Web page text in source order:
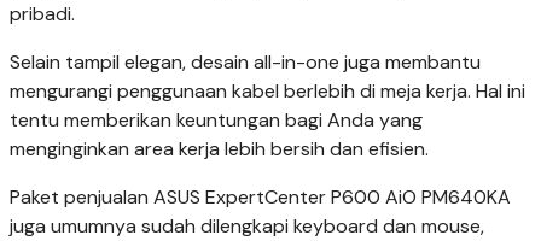
pribadi.
Selain tampil elegan, desain all-in-one juga membantu
mengurangi penggunaan kabel berlebih di meja kerja. Hal ini
tentu memberikan keuntungan bagi Anda yang
menginginkan area kerja lebih bersih dan efisien.
Paket penjualan ASUS ExpertCenter P600 AiO PM640KA
juga umumnya sudah dilengkapi keyboard dan mouse,